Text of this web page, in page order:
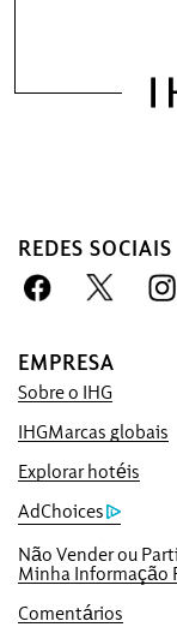
REDES SOCIAIS
EMPRESA
Sobre o IHG
IHGMarcas globais
Explorar hotéis
AdChoices
Não Vender ou
Minha Informação
Comentários
Faça a
com
mais baixo
cinco vezes
Rewards,
pontos.
Garantia da
O seu
Sem taxas
Não